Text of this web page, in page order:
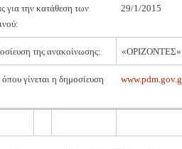
για την κατάθεση των
29/1/2015
της ανακοίνωσης: «ΟΡΙΖΟΝΤΕΣ»
όπου γίνεται η δημοσίευση